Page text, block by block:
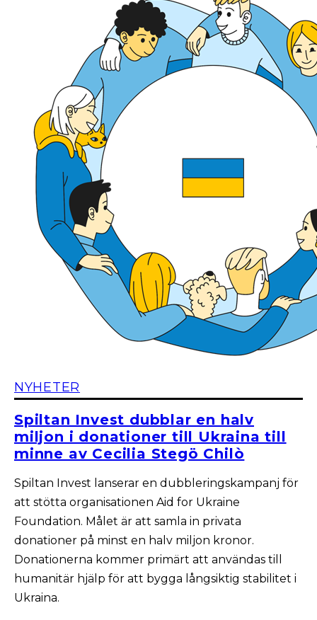
NYHETER
Spiltan Invest dubblar en halv
miljon i donationer till Ukraina till
minne av Cecilia Stegö Chilò
Spiltan Invest lanserar en dubbleringskampanj för
att stötta organisationen Aid for Ukraine
Foundation. Målet är att samla in privata
donationer på minst en halv miljon kronor.
Donationerna kommer primärt att användas till
humanitär hjälp för att bygga långsiktig stabilitet i
Ukraina.